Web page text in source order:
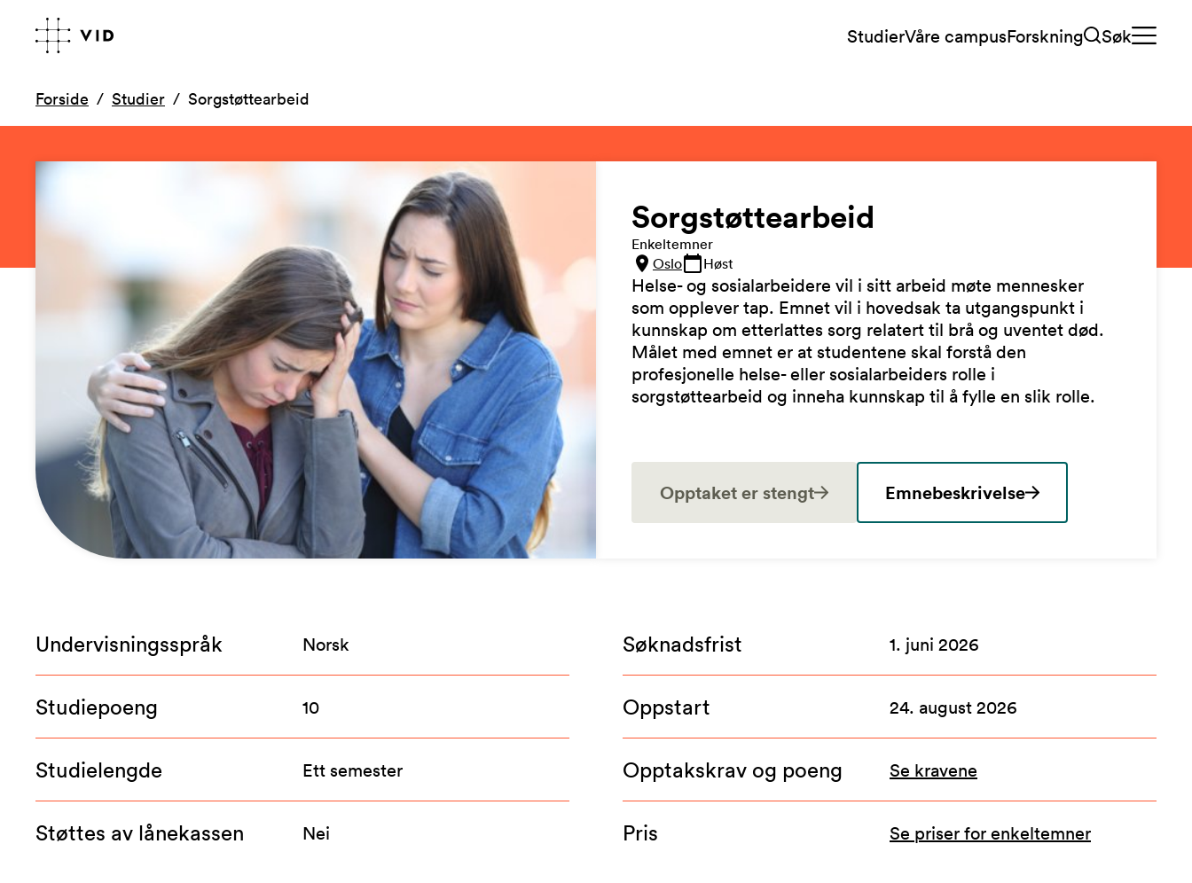
StudierVåre campusForskning Søk
Forside Studier Sorgstøttearbeid
Sorgstøttearbeid
Enkeltemner
Oslo
Høst
Helse- og sosialarbeidere vil i sitt arbeid møte mennesker
som opplever tap. Emnet vil i hovedsak ta utgangspunkt i
kunnskap om etterlattes sorg relatert til brå og uventet død.
Målet med emnet er at studentene skal forstå den
profesjonelle helse- eller sosialarbeiders rolle i
sorgstøttearbeid og inneha kunnskap til å fylle en slik rolle.
Opptaket er stengt Emnebeskrivelse
Undervisningsspråk Norsk
Studiepoeng 10
Studielengde Ett semester
Støttes av lånekassen Nei
Søknadsfrist 1. juni 2026
Oppstart 24. august 2026
Opptakskrav og poeng Se kravene
Pris Se priser for enkeltemner